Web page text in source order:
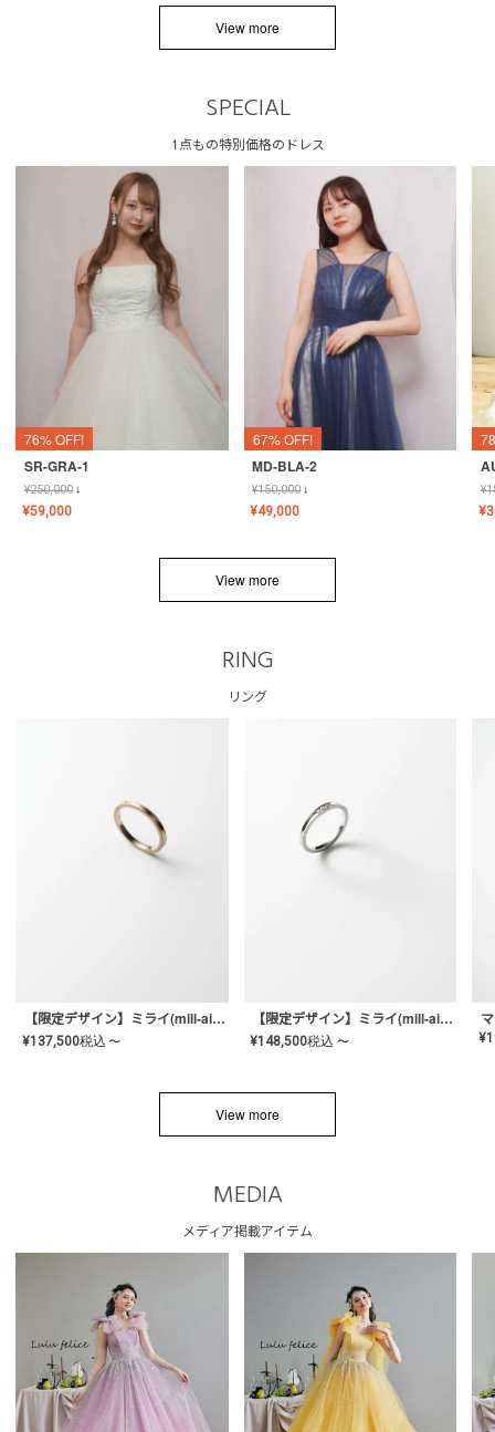
View more
SPECIAL
1点もの特別価格のドレス
76% OFF!
SR-GRA-1
¥250,000↓
¥59,000
67% OFF!
MD-BLA-2
¥150,000↓
¥49,000
¥
¥
View more
RING
リング
【限定デザイン】ミライ(mill-ai)リング
¥137,500税込 〜
【限定デザイン】ミライ(mill-ai)リング
¥148,500税込 〜 ¥
View more
MEDIA
メディア掲載アイテム